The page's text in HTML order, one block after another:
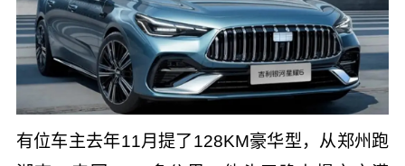
有位车主去年11月提了128KM豪华型，从郑州跑